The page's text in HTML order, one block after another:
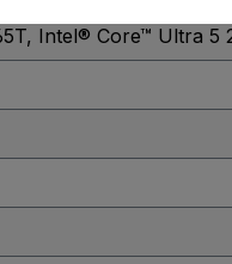
, Intel® Core™ Ultra 5